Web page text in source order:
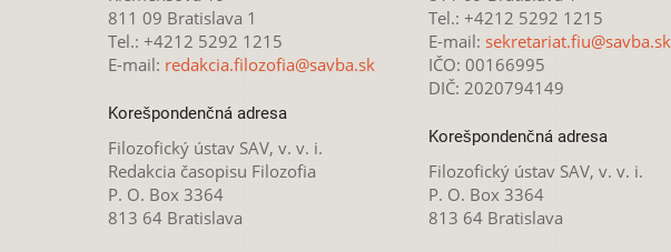
811 09 Bratislava 1
Tel.: +4212 5292 1215
E-mail: redakcia.filozofia@savba.sk
Korešpondenčná adresa
Filozofický ústav SAV, v. v. i.
Redakcia časopisu Filozofia
P. O. Box 3364
813 64 Bratislava
Tel.: +4212 5292 1215
E-mail: sekretariat.fiu@savba.sk
IČO: 00166995
DIČ: 2020794149
Korešpondenčná adresa
Filozofický ústav SAV, v. v. i.
P. O. Box 3364
813 64 Bratislava